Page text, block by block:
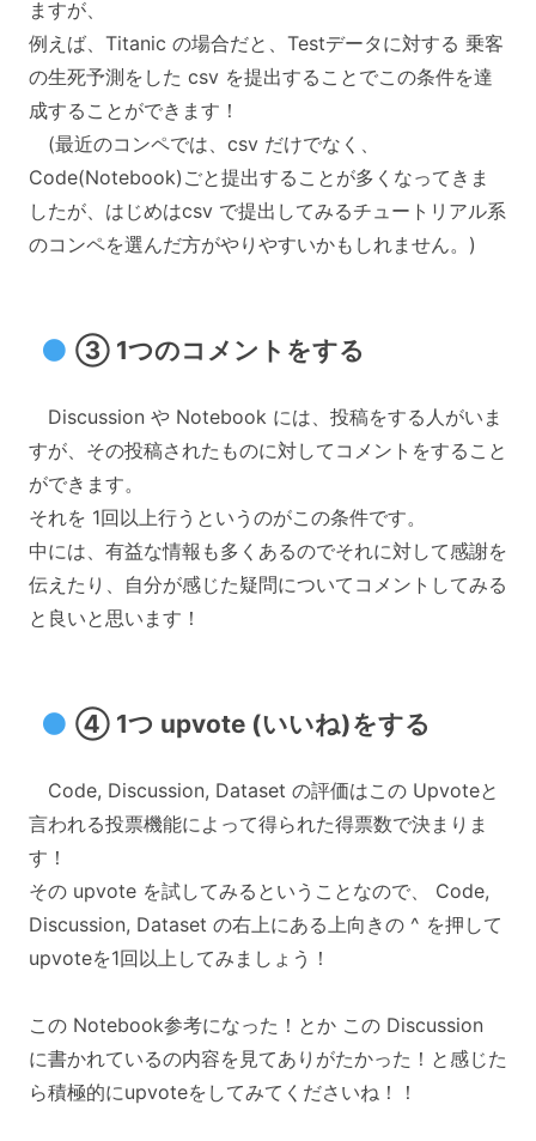
ますが、
例えば、Titanic の場合だと、Testデータに対する 乗客
の生死予測をした csv を提出することでこの条件を達
成することができます！
(最近のコンペでは、csv だけでなく、
Code(Notebook)ごと提出することが多くなってきま
したが、はじめはcsv で提出してみるチュートリアル系
のコンペを選んだ方がやりやすいかもしれません。)
③ 1つのコメントをする
Discussion や Notebook には、投稿をする人がいま
すが、その投稿されたものに対してコメントをすること
ができます。
それを 1回以上行うというのがこの条件です。
中には、有益な情報も多くあるのでそれに対して感謝を
伝えたり、自分が感じた疑問についてコメントしてみる
と良いと思います！
④ 1つ upvote (いいね)をする
Code, Discussion, Dataset の評価はこの Upvoteと
言われる投票機能によって得られた得票数で決まりま
す！
その upvote を試してみるということなので、 Code,
Discussion, Dataset の右上にある上向きの ^ を押して
upvoteを1回以上してみましょう！
この Notebook参考になった！とか この Discussion
に書かれているの内容を見てありがたかった！と感じた
ら積極的にupvoteをしてみてくださいね！！